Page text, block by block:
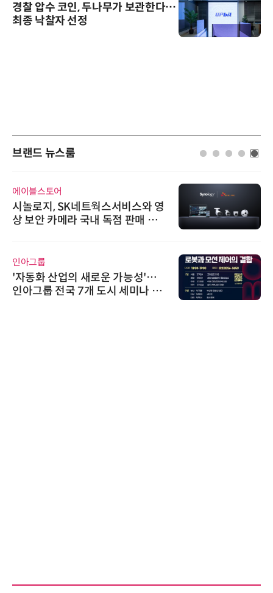
경찰 압수 코인, 두나무가 보관한다…
최종 낙찰자 선정
브랜드 뉴스룸
에이블스토어
시놀로지, SK네트웍스서비스와 영
상 보안 카메라 국내 독점 판매 파
인아그룹
'자동화 산업의 새로운 가능성'…
인아그룹 전국 7개 도시 세미나 페